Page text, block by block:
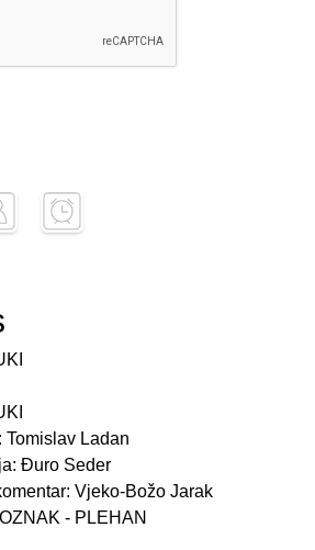
Tomislav Ladan
Đuro Seder
Vjeko-Božo Jarak
- PLEHAN